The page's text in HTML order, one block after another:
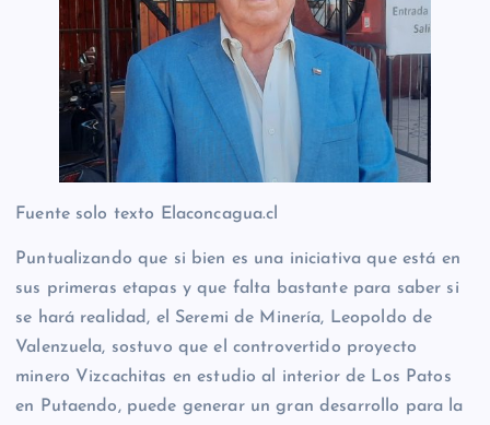
Fuente solo texto Elaconcagua.cl
Puntualizando que si bien es una iniciativa que está en
sus primeras etapas y que falta bastante para saber si
se hará realidad, el Seremi de Minería, Leopoldo de
Valenzuela, sostuvo que el controvertido proyecto
minero Vizcachitas en estudio al interior de Los Patos
en Putaendo, puede generar un gran desarrollo para la